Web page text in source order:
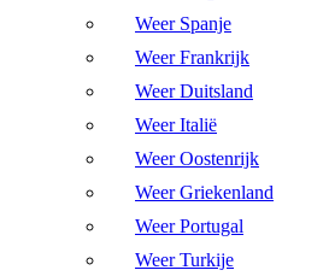
Weer Spanje
Weer Frankrijk
Weer Duitsland
Weer Italië
Weer Oostenrijk
Weer Griekenland
Weer Portugal
Weer Turkije